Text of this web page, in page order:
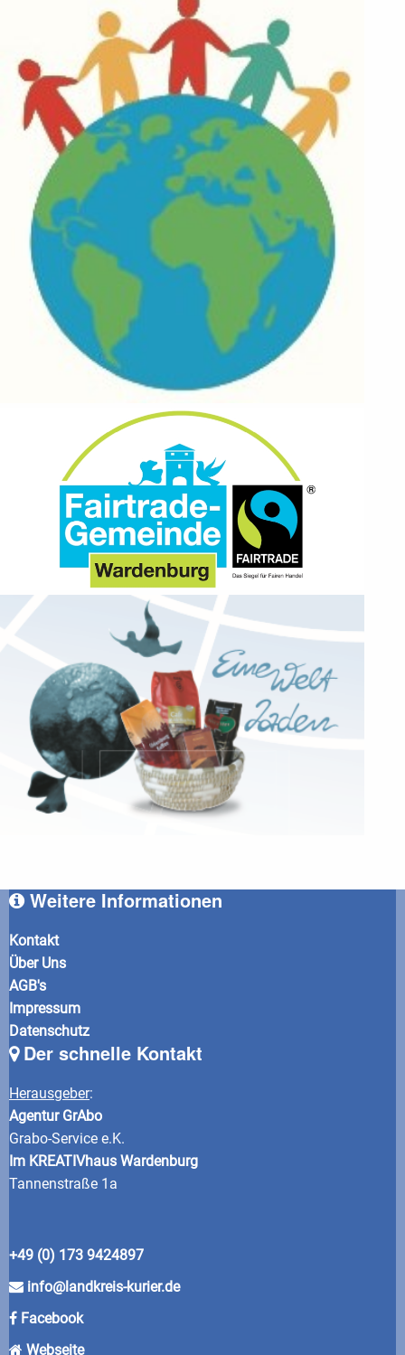
Weitere Informationen
Kontakt
Über Uns
AGB's
Impressum
Datenschutz
Der schnelle Kontakt
Herausgeber:
Agentur GrAbo
Grabo-Service e.K.
Im KREATIVhaus Wardenburg
Tannenstraße 1a
+49 (0) 173 9424897
info@landkreis-kurier.de
Facebook
Webseite